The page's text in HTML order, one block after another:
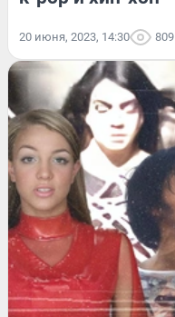
20 июня, 2023, 14:30 809